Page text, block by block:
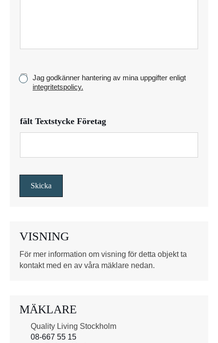
y
e
K
s
o
Jag godkänner hantering av mina uppgifter enligt
integritetspolicy.
fält Textstycke Företag
Skicka
VISNING
För mer information om visning för detta objekt ta
kontakt med en av våra mäklare nedan.
MÄKLARE
Quality Living Stockholm
08-667 55 15